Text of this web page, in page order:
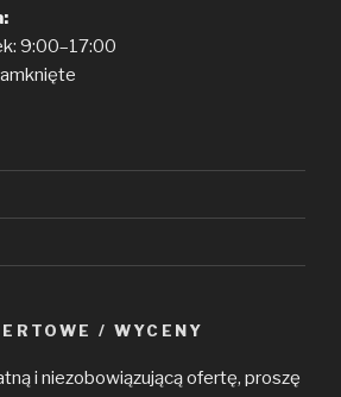
9:00–17:00
/ WYCENY
i niezobowiązującą ofertę, proszę